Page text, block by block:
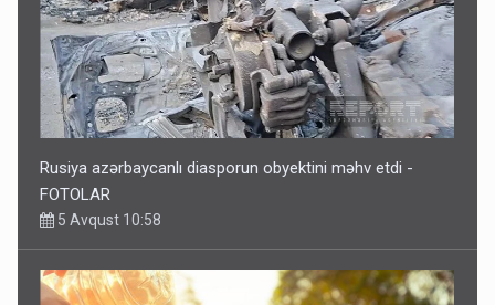
Rusiya azərbaycanlı diasporun obyektini məhv etdi -
FOTOLAR
5 Avqust 10:58